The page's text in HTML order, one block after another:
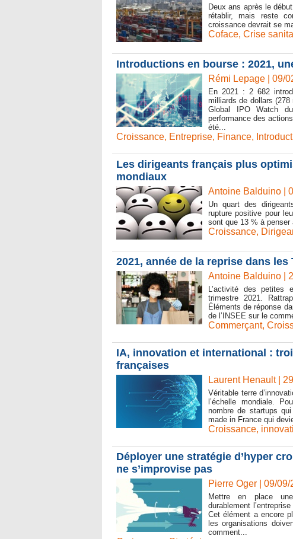
Deux ans après le
rétablir, mais reste
croissance devrait se
Coface, Crise
Introductions en bourse : 2021,
Rémi Lepage | 09/
En 2021 : 2 682
milliards de dollars (278
Global IPO Watch
performance des
été...
Croissance, Entreprise, Finance,
Les dirigeants français plus
mondiaux
Antoine Balduino |
Un quart des
rupture positive pour
sont que 13 % à
Croissance,
2021, année de la reprise dans les
Antoine Balduino |
L’activité des petites
trimestre 2021.
Éléments de réponse
de l’INSEE sur le
Commerçant,
IA, innovation et international :
françaises
Laurent Henault |
Véritable terre
l’échelle mondiale.
nombre de startups
made in France qui
Croissance,
Déployer une stratégie d’hyper
ne s’improvise pas
Pierre Oger | 09/09/
Mettre en place une
durablement
Cet élément a encore
les organisations
comment...